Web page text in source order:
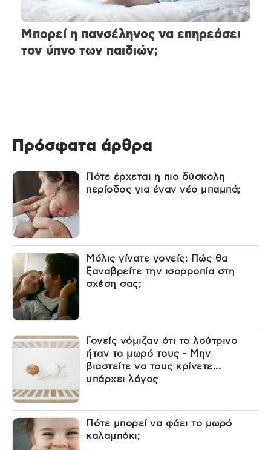
Μπορεί η πανσέληνος να επηρεάσει
τον ύπνο των παιδιών;
Πρόσφατα άρθρα
Πότε έρχεται η πιο δύσκολη
περίοδος για έναν νέο μπαμπά;
Μόλις γίνατε γονείς: Πώς θα
ξαναβρείτε την ισορροπία στη
σχέση σας;
Γονείς νόμιζαν ότι το λούτρινο
ήταν το μωρό τους - Μην
βιαστείτε να τους κρίνετε...
υπάρχει λόγος
Πότε μπορεί να φάει το μωρό
καλαμπόκι;